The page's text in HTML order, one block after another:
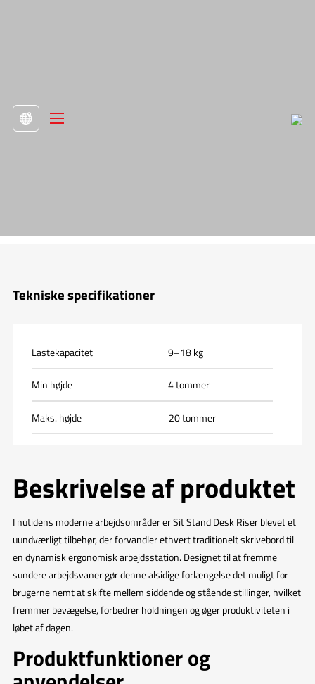
Tekniske specifikationer
Lastekapacitet 9–18 kg
Min højde 4 tommer
Maks. højde 20 tommer
Beskrivelse af produktet
I nutidens moderne arbejdsområder er Sit Stand Desk Riser blevet et
uundværligt tilbehør, der forvandler ethvert traditionelt skrivebord til
en dynamisk ergonomisk arbejdsstation. Designet til at fremme
sundere arbejdsvaner gør denne alsidige forlængelse det muligt for
brugerne nemt at skifte mellem siddende og stående stillinger, hvilket
fremmer bevægelse, forbedrer holdningen og øger produktiviteten i
løbet af dagen.
Produktfunktioner og